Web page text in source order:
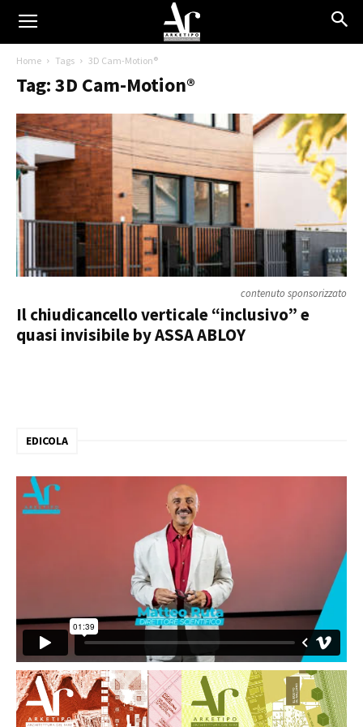
Home Tags 3D Cam-Motion®
Tag: 3D Cam-Motion®
contenuto sponsorizzato
Il chiudicancello verticale “inclusivo” e
quasi invisibile by ASSA ABLOY
EDICOLA